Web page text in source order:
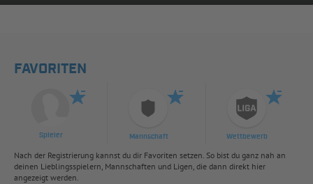
FAVORITEN
Spieler Mannschaft Wettbewerb
Nach der Registrierung kannst du dir Favoriten setzen. So bist du ganz nah an
deinen Lieblingsspielern, Mannschaften und Ligen, die dann direkt hier
angezeigt werden.